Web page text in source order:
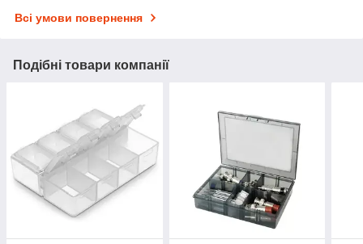
Всі умови повернення
Подібні товари компанії